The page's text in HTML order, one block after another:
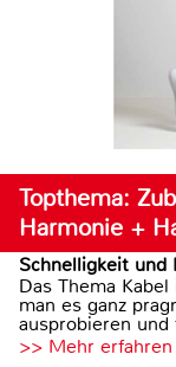
Topthema:
Harmonie +
Schnelligkeit und
Das Thema
man es ganz
ausprobieren und
>> Mehr erfahren